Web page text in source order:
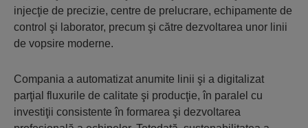
injecţie de precizie, centre de prelucrare, echipamente de
control şi laborator, precum şi către dezvoltarea unor linii
de vopsire moderne.
Compania a automatizat anumite linii şi a digitalizat
parţial fluxurile de calitate şi producţie, în paralel cu
investiţii consistente în formarea şi dezvoltarea